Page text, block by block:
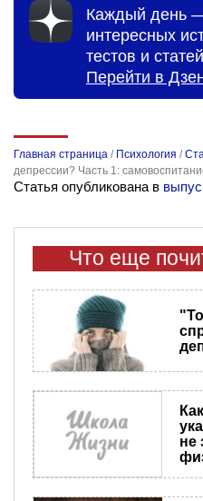
Каждый день
интересных
тестов и
Перейти в
Главная страница / Психология /
депрессии? Часть 1:
Статья опубликована в
Что еще
не